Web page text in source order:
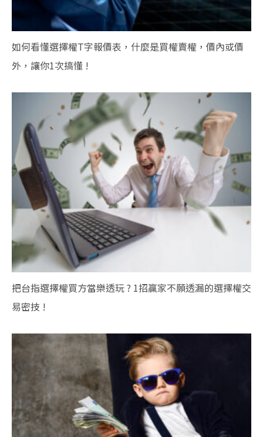
如何看懂選擇權T字報價表，什麼是買權賣權，價內或價
外，讓你1次搞懂 !
把台指選擇權買方當樂透玩 ? 1招贏家不願透漏的選擇權交
易密技 !